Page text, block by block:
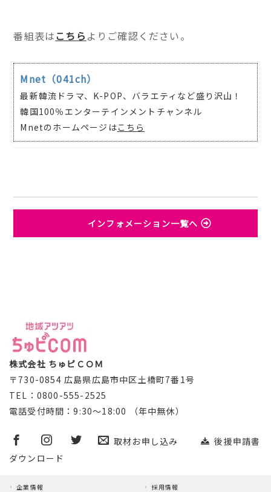
番組表はこちら よりご確認ください。
Mnet（041ch）
最新韓流ドラマ、K-POP、バラエティなど盛り沢山！
韓国100％エンターテインメントチャンネル
Mnetのホームページはこちら
インフォメーション一覧へ
株式会社 ちゅピＣＯＭ
〒730-0854 広島県広島市中区土橋町7番1号
TEL：0800-555-2525
電話受付時間：9:30～18:00 （年中無休）
取材お申し込み
後援申請書
ダウンロード
企業情報 採用情報